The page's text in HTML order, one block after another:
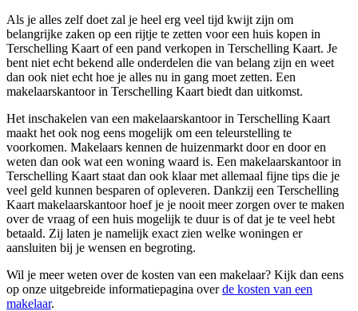
Als je alles zelf doet zal je heel erg veel tijd kwijt zijn om
belangrijke zaken op een rijtje te zetten voor een huis kopen in
Terschelling Kaart of een pand verkopen in Terschelling Kaart. Je
bent niet echt bekend alle onderdelen die van belang zijn en weet
dan ook niet echt hoe je alles nu in gang moet zetten. Een
makelaarskantoor in Terschelling Kaart biedt dan uitkomst.
Het inschakelen van een makelaarskantoor in Terschelling Kaart
maakt het ook nog eens mogelijk om een teleurstelling te
voorkomen. Makelaars kennen de huizenmarkt door en door en
weten dan ook wat een woning waard is. Een makelaarskantoor in
Terschelling Kaart staat dan ook klaar met allemaal fijne tips die je
veel geld kunnen besparen of opleveren. Dankzij een Terschelling
Kaart makelaarskantoor hoef je je nooit meer zorgen over te maken
over de vraag of een huis mogelijk te duur is of dat je te veel hebt
betaald. Zij laten je namelijk exact zien welke woningen er
aansluiten bij je wensen en begroting.
Wil je meer weten over de kosten van een makelaar? Kijk dan eens
op onze uitgebreide informatiepagina overde kosten van een
makelaar.